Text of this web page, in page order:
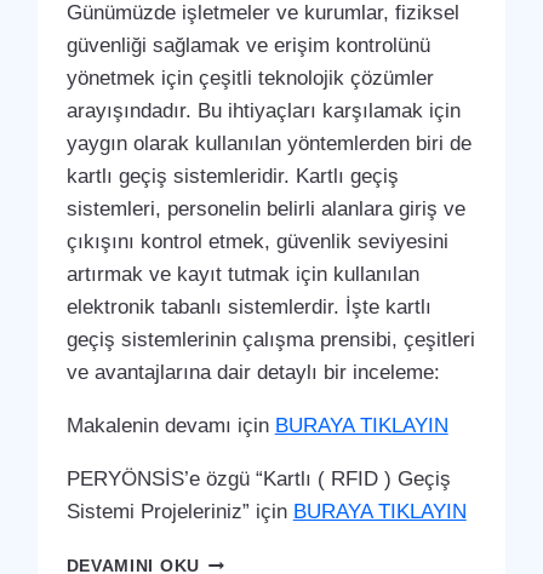
Günümüzde işletmeler ve kurumlar, fiziksel
güvenliği sağlamak ve erişim kontrolünü
yönetmek için çeşitli teknolojik çözümler
arayışındadır. Bu ihtiyaçları karşılamak için
yaygın olarak kullanılan yöntemlerden biri de
kartlı geçiş sistemleridir. Kartlı geçiş
sistemleri, personelin belirli alanlara giriş ve
çıkışını kontrol etmek, güvenlik seviyesini
artırmak ve kayıt tutmak için kullanılan
elektronik tabanlı sistemlerdir. İşte kartlı
geçiş sistemlerinin çalışma prensibi, çeşitleri
ve avantajlarına dair detaylı bir inceleme:
Makalenin devamı için BURAYA TIKLAYIN
PERYÖNSİS’e özgü “Kartlı ( RFID ) Geçiş
Sistemi Projeleriniz” için BURAYA TIKLAYIN
DEVAMINI OKUGÜLYALI